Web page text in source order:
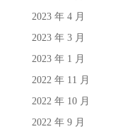
2023 年 4 月
2023 年 3 月
2023 年 1 月
2022 年 11 月
2022 年 10 月
2022 年 9 月